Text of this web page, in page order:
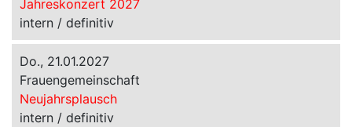
Jahreskonzert 2027
intern / definitiv
Do., 21.01.2027
Frauengemeinschaft
Neujahrsplausch
intern / definitiv